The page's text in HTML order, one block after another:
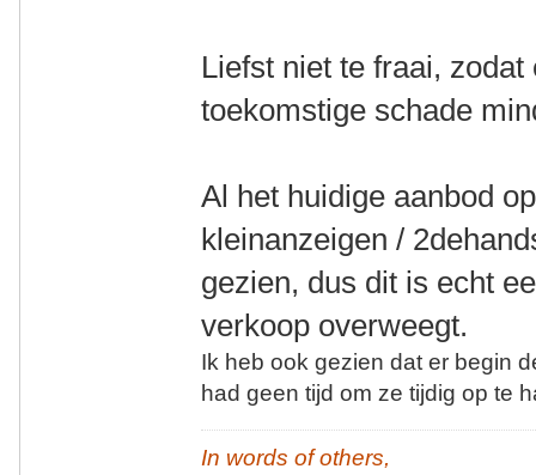
Liefst niet te fraai, zodat
toekomstige schade
Al het huidige aanbod
kleinanzeigen /
gezien, dus dit is echt
verkoop overweegt.
Ik heb ook gezien dat er begin
had geen tijd om ze tijdig op te
In words of others,